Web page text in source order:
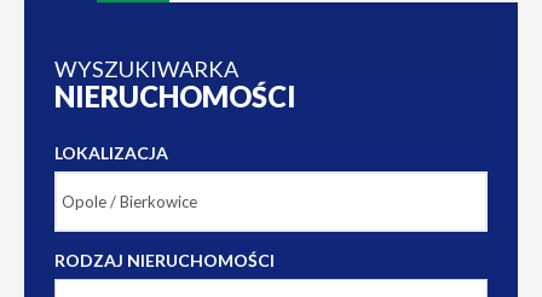
WYSZUKIWARKA
NIERUCHOMOŚCI
LOKALIZACJA
RODZAJ NIERUCHOMOŚCI